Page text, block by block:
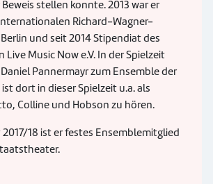
stellen konnte. 2013 war er
Richard-Wagner-
und seit 2014 Stipendiat des
Live Music Now e.V. In der Spielzeit
Pannermayr zum Ensemble der
dort in dieser Spielzeit u.a. als
Colline und Hobson zu hören.
18 ist er festes Ensemblemitglied